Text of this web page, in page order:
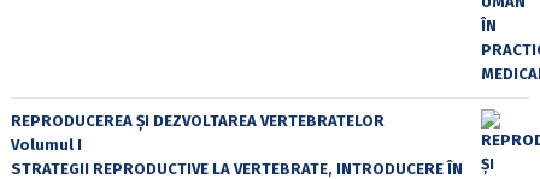
REPRODUCEREA ȘI DEZVOLTAREA VERTEBRATELOR
Volumul I
STRATEGII REPRODUCTIVE LA VERTEBRATE, INTRODUCERE ÎN